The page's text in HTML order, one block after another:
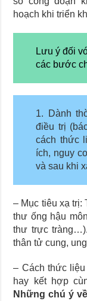
hoạch khi triển
Lưu ý đối
các bước
1. Dành
điều trị
cách thức
ích, nguy
và sau khi
– Mục tiêu xạ trị:
thư ống hậu
thư trực
thân tử cung,
– Cách thức
hay kết hợp
Những chú ý